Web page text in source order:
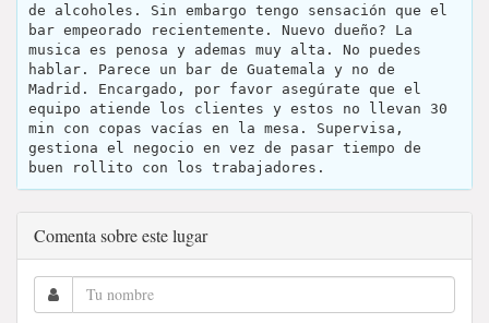
de alcoholes. Sin embargo tengo sensación que el
bar empeorado recientemente. Nuevo dueño? La
musica es penosa y ademas muy alta. No puedes
hablar. Parece un bar de Guatemala y no de
Madrid. Encargado, por favor asegúrate que el
equipo atiende los clientes y estos no llevan 30
min con copas vacías en la mesa. Supervisa,
gestiona el negocio en vez de pasar tiempo de
buen rollito con los trabajadores.
Comenta sobre este lugar